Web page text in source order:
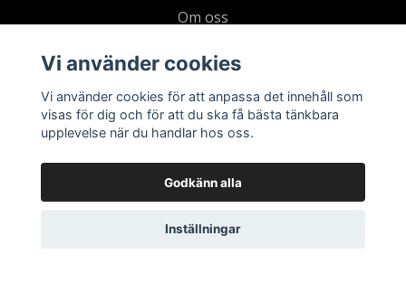
Om oss
Kundklubb
Presentkort
Vi använder cookies
Vi använder cookies för att anpassa det innehåll som
visas för dig och för att du ska få bästa tänkbara
upplevelse när du handlar hos oss.
Godkänn alla
Inställningar